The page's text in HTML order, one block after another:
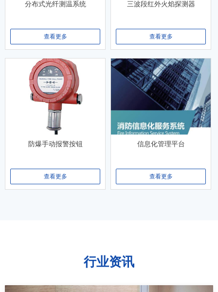
行业资讯
分布式光纤测温系统
查看更多
三波段红外火焰探测器
查看更多
防爆手动报警按钮
查看更多
信息化管理平台
查看更多